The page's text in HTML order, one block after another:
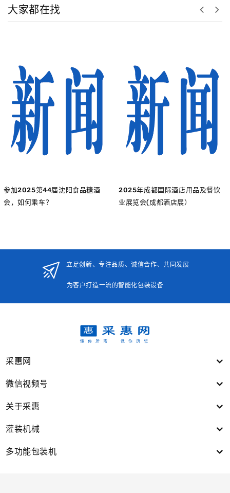
大家都在找
参加2025第44届沈阳食品糖酒
会，如何乘车？
2025年成都国际酒店用品及餐饮
业展览会(成都酒店展）
立足创新、专注品质、诚信合作、共同发展
为客户打造一流的智能化包装设备
采惠网
微信视频号
关于采惠
灌装机械
多功能包装机